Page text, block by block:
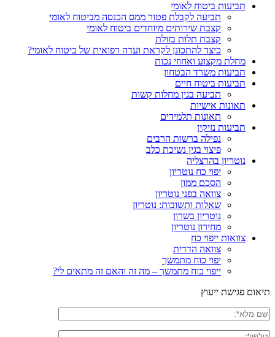
תביעות ביטוח לאומי
תביעה לקבלת פטור ממס הכנסה מביטוח לאומי
קצבת שירותים מיוחדים ביטוח לאומי
קצבת תלות בזולת
כיצד להתכונן לקראת ועדה רפואית של ביטוח לאומי?
מחלת מקצוע ואחוזי נכות
תביעות משרד הבטחון
תביעות ביטוח חיים
תביעה בגין מחלות קשות
תאונות אישיות
תאונות תלמידים
תביעות נזיקין
נפילה ברשות הרבים
פיצוי בגין נשיכת כלב
נוטריון בהרצליה
יפוי כח נוטריון
הסכם ממון
צוואה בפני נוטריון
שאלות ותשובות: נוטריון
נוטריון בשרון
מחירון נוטריון
צוואות ייפוי כח
צוואה הדדית
יפוי כוח מתמשך
ייפוי כוח מתמשך – מה זה והאם זה מתאים לי?
תיאום פגישת ייעוץ